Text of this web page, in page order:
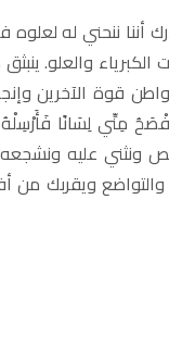
ننحني له لعلوه
والعلو.
قوة الآخرين
مِنِّي لِسَانًا
عليه ونشجعه؟
والتواضع ويقربك